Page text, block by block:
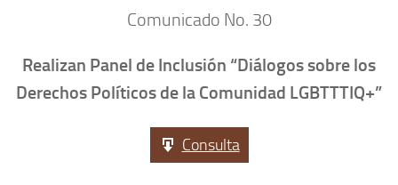
Comunicado No. 30
Realizan Panel de Inclusión “Diálogos sobre los
Derechos Políticos de la Comunidad LGBTTTIQ+”
Consulta